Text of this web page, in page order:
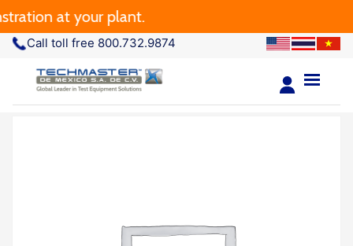
at your plant.
Call toll free 800.732.9874